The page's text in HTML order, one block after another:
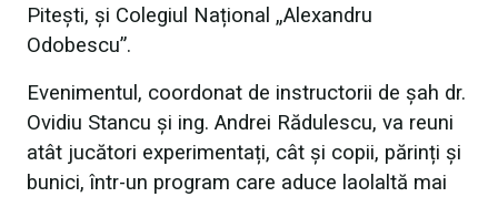
Pitești, și Colegiul Național „Alexandru
Odobescu”.
Evenimentul, coordonat de instructorii de șah dr.
Ovidiu Stancu și ing. Andrei Rădulescu, va reuni
atât jucători experimentați, cât și copii, părinți și
bunici, într-un program care aduce laolaltă mai